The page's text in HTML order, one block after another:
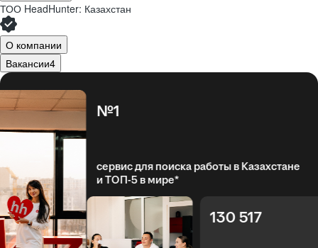
ТОО HeadHunter: Казахстан
О компании
Вакансии4
№1
сервис для поиска работы в Казахстане
и ТОП-5 в мире*
130 517